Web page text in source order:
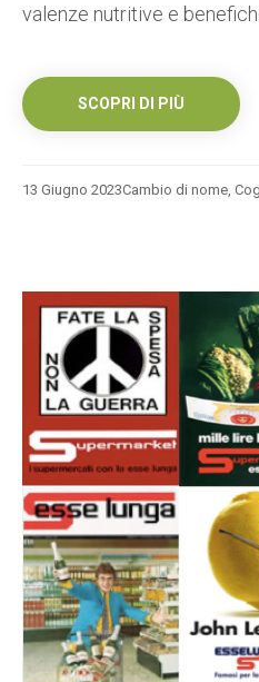
valenze nutritive e
SCOPRI DI PIÙ
13 Giugno 2023Cambio di nome